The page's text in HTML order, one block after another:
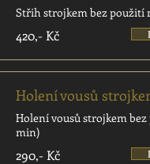
Střih strojkem bez použití
420,- Kč
Holení vousů
Holení vousů strojkem
min)
290,- Kč